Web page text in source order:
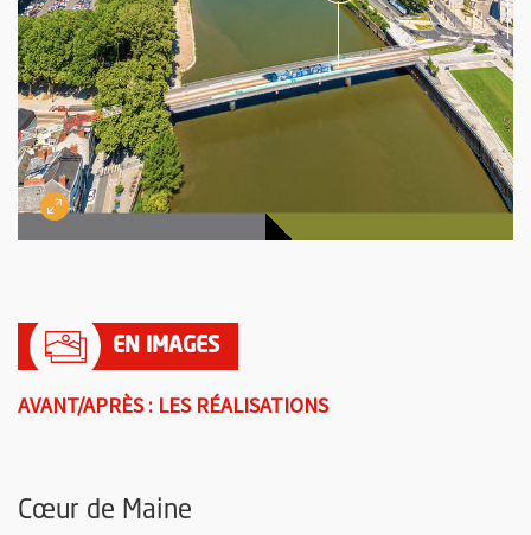
AVANT/APRÈS : LES RÉALISATIONS
Cœur de Maine